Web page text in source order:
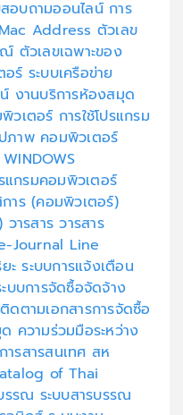
อบถามออนไลน์ การ
Mac Address ตัวเลข
ณ์ ตัวเลขเฉพาะของ
อร์ ระบบเครือข่าย
งานบริการห้องสมุด
วเตอร์ การใช้โปรแกรม
ภาพ คอมพิวเตอร์
WINDOWS
แกรมคอมพิวเตอร์
าร (คอมพิวเตอร์)
วารสารวารสาร
Journal Line
ยะระบบการแจ้งเตือน
บบการจัดซื้อจัดจ้าง
ดตามเอกสารการจัดซื้อ
ความร่วมมือระหว่าง
ารสารสนเทศ สห
of Thai
รรณ ระบบสารบรรณ